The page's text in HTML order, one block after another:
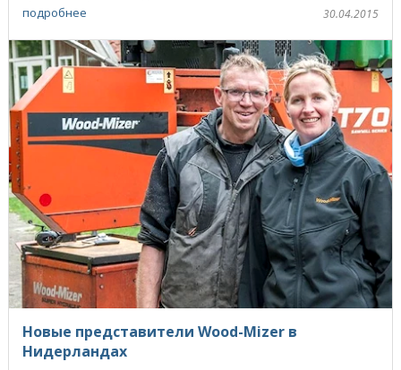
подробнее 30.04.2015
Новые представители Wood-Mizer в
Нидерландах